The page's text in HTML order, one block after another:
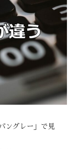
ングレー」で見